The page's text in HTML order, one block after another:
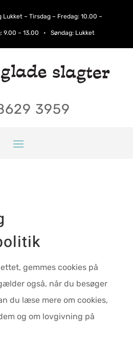
Lukket – Tirsdag – Fredag: 10.00 –
– 13.00 • Søndag: Lukket
3959
gemmes cookies på
også, når du besøger
du læse mere om cookies,
og om lovgivning på